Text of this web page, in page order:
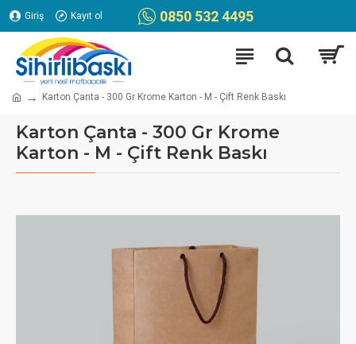
Giriş Kayıt ol 0850 532 4495
Karton Çanta - 300 Gr Krome Karton - M - Çift Renk Baskı
Karton Çanta - 300 Gr Krome
Karton - M - Çift Renk Baskı